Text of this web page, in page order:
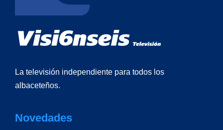
La televisión independiente para todos los
albaceteños.
Novedades